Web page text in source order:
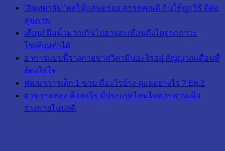
“อินทผาลัม” ผลไม้แสนอร่อย สรรพคุณดี กินให้ถูกวิธี ดีต่อ
สุขภาพ
เตือน! ดื่มน้ำมากเกินไปอาจสะเทือนถึงไตจากภาวะ
โซเดียมต่ำได้
อาการแบบนี้ร่างกายขาดวิตามินอะไรอยู่ สัญญาณเตือนที่
ต้องใส่ใจ
พัฒนาการเด็ก 1 ขวบ มีอะไรบ้าง ดูแลอย่างไร ? Ep.2
อาหารแสลง คืออะไร มีประเภทไหนไม่ควรทานเมื่อ
ร่างกายไม่ปกติ